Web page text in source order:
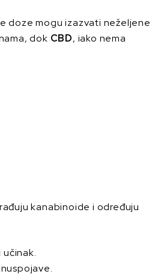
doze mogu izazvati neželjene
dok CBD, iako nema
kanabinoide i određuju